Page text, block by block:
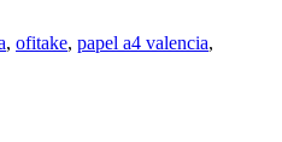
, ofitake, papel a4 valencia,